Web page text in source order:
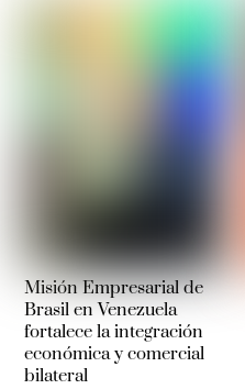
Misión Empresarial de
Brasil en Venezuela
fortalece la integración
económica y comercial
bilateral